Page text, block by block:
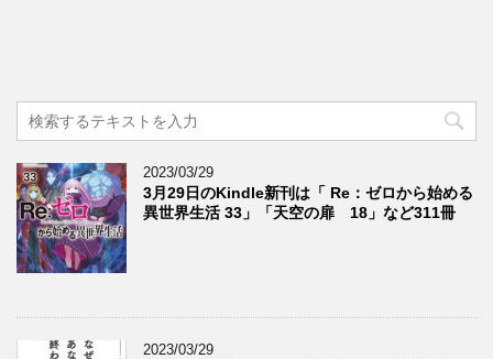
2023/03/29
3月29日のKindle新刊は「 Re：ゼロから始める
異世界生活 33」「天空の扉 18」など311冊
2023/03/29